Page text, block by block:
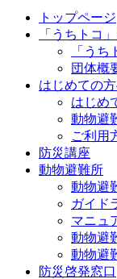
トップページ
「うちトコ
「うち
団体概
はじめての
はじめ
動物避
ご利用
防災講座
動物避難所
動物避
ガイド
マニュ
動物避
動物避
防災啓発窓口